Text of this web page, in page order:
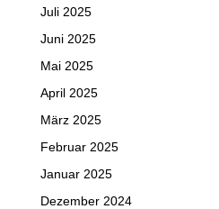
Juli 2025
Juni 2025
Mai 2025
April 2025
März 2025
Februar 2025
Januar 2025
Dezember 2024